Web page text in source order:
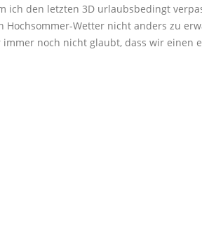
ich den letzten 3D urlaubsbedingt
Hochsommer-Wetter nicht anders zu
immer noch nicht glaubt, dass wir einen